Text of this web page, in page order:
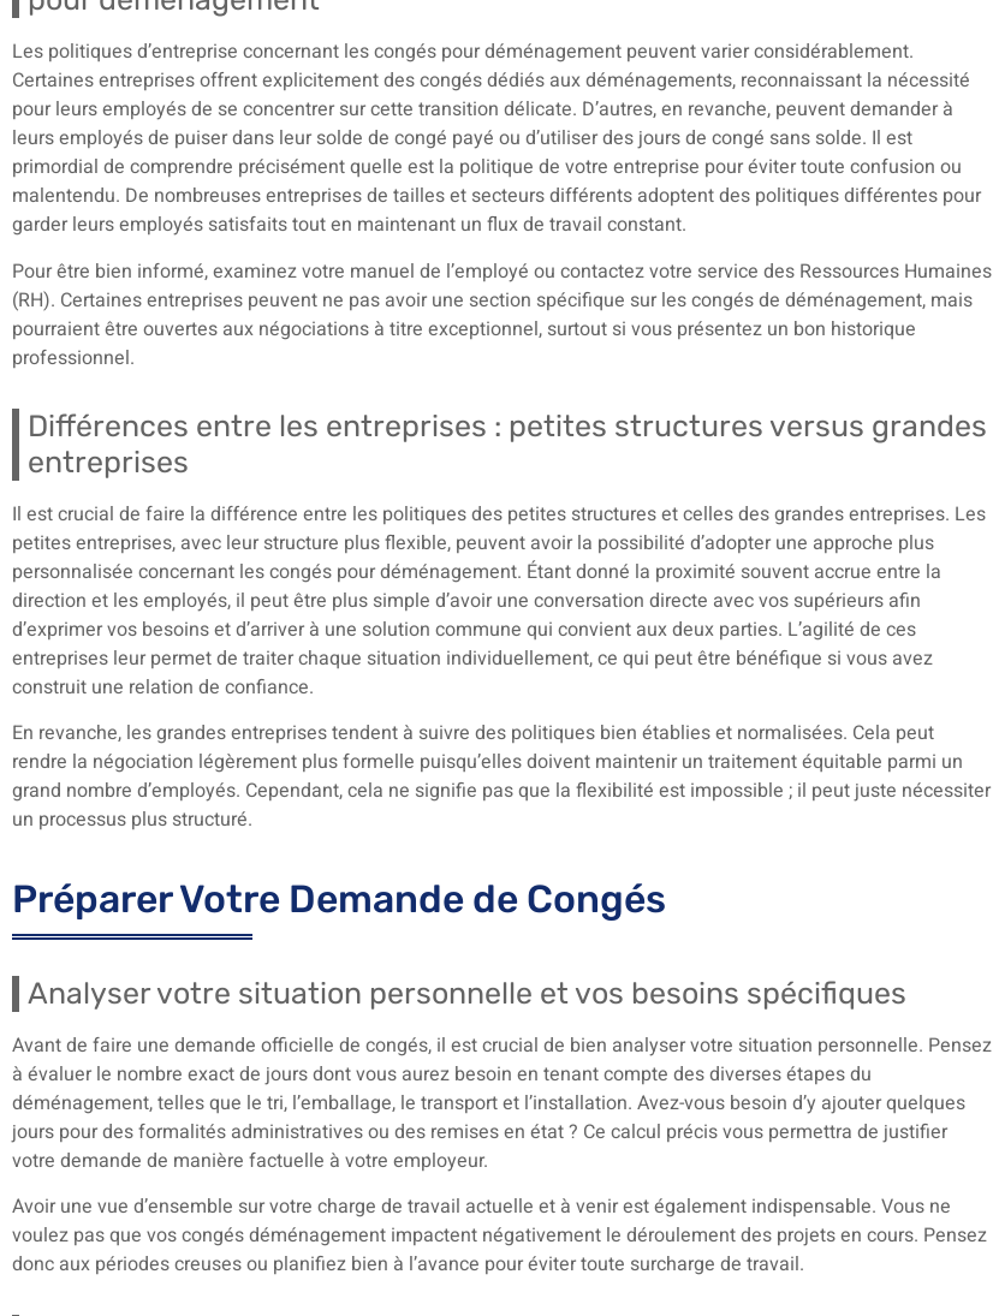
Les politiques d’entreprise concernant les congés pour déménagement peuvent varier considérablement.
Certaines entreprises offrent explicitement des congés dédiés aux déménagements, reconnaissant la nécessité
pour leurs employés de se concentrer sur cette transition délicate. D’autres, en revanche, peuvent demander à
leurs employés de puiser dans leur solde de congé payé ou d’utiliser des jours de congé sans solde. Il est
primordial de comprendre précisément quelle est la politique de votre entreprise pour éviter toute confusion ou
malentendu. De nombreuses entreprises de tailles et secteurs différents adoptent des politiques différentes pour
garder leurs employés satisfaits tout en maintenant un flux de travail constant.
Pour être bien informé, examinez votre manuel de l’employé ou contactez votre service des Ressources Humaines
(RH). Certaines entreprises peuvent ne pas avoir une section spécifique sur les congés de déménagement, mais
pourraient être ouvertes aux négociations à titre exceptionnel, surtout si vous présentez un bon historique
professionnel.
Différences entre les entreprises : petites structures versus grandes
entreprises
Il est crucial de faire la différence entre les politiques des petites structures et celles des grandes entreprises. Les
petites entreprises, avec leur structure plus flexible, peuvent avoir la possibilité d’adopter une approche plus
personnalisée concernant les congés pour déménagement. Étant donné la proximité souvent accrue entre la
direction et les employés, il peut être plus simple d’avoir une conversation directe avec vos supérieurs afin
d’exprimer vos besoins et d’arriver à une solution commune qui convient aux deux parties. L’agilité de ces
entreprises leur permet de traiter chaque situation individuellement, ce qui peut être bénéfique si vous avez
construit une relation de confiance.
En revanche, les grandes entreprises tendent à suivre des politiques bien établies et normalisées. Cela peut
rendre la négociation légèrement plus formelle puisqu’elles doivent maintenir un traitement équitable parmi un
grand nombre d’employés. Cependant, cela ne signifie pas que la flexibilité est impossible ; il peut juste nécessiter
un processus plus structuré.
Préparer Votre Demande de Congés
Analyser votre situation personnelle et vos besoins spécifiques
Avant de faire une demande officielle de congés, il est crucial de bien analyser votre situation personnelle. Pensez
à évaluer le nombre exact de jours dont vous aurez besoin en tenant compte des diverses étapes du
déménagement, telles que le tri, l’emballage, le transport et l’installation. Avez-vous besoin d’y ajouter quelques
jours pour des formalités administratives ou des remises en état ? Ce calcul précis vous permettra de justifier
votre demande de manière factuelle à votre employeur.
Avoir une vue d’ensemble sur votre charge de travail actuelle et à venir est également indispensable. Vous ne
voulez pas que vos congés déménagement impactent négativement le déroulement des projets en cours. Pensez
donc aux périodes creuses ou planifiez bien à l’avance pour éviter toute surcharge de travail.